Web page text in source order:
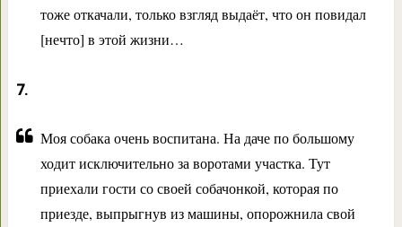
тоже откачали, только взгляд выдаёт, что он повидал
[нечто] в этой жизни…
7.
Моя собака очень воспитана. На даче по большому
ходит исключительно за воротами участка. Тут
приехали гости со своей собачонкой, которая по
приезде, выпрыгнув из машины, опорожнила свой